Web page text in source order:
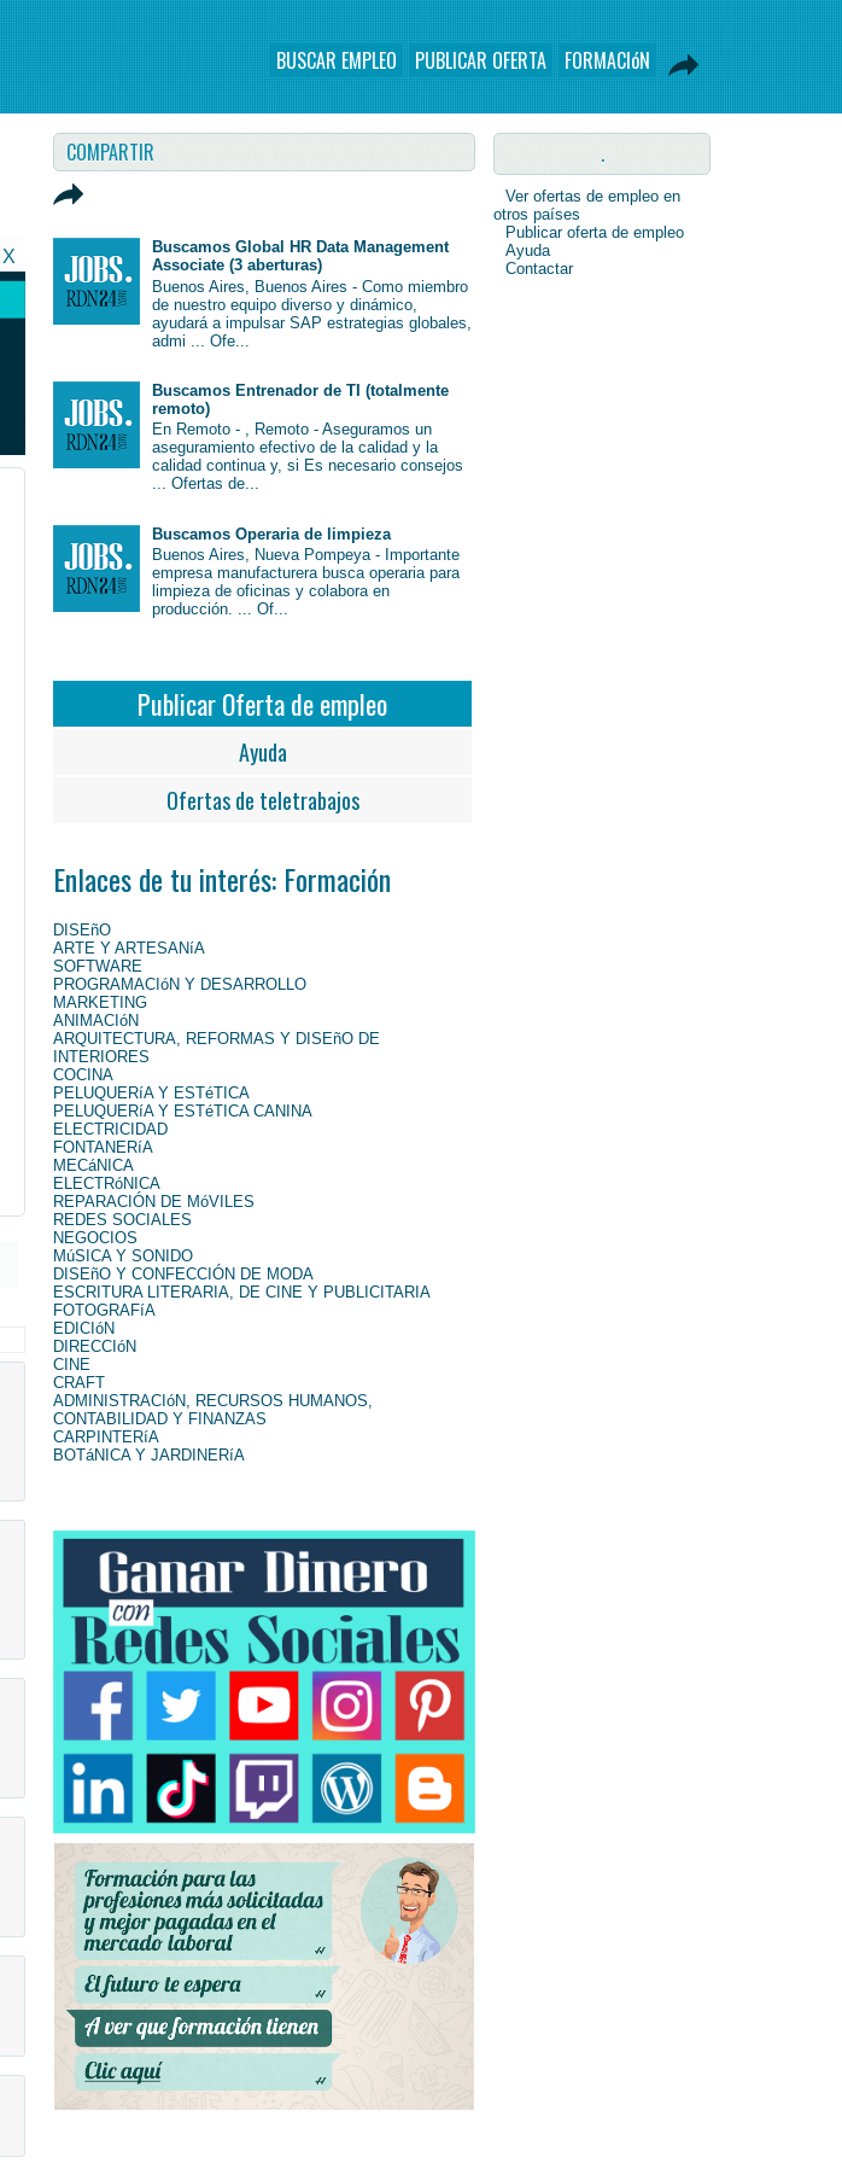
BUSCAR EMPLEO PUBLICAR OFERTA FORMACIóN
X
COMPARTIR
Buscamos Global HR Data Management
Associate (3 aberturas)
Buenos Aires, Buenos Aires - Como miembro
de nuestro equipo diverso y dinámico,
ayudará a impulsar SAP estrategias globales,
admi ... Ofe...
Buscamos Entrenador de TI (totalmente
remoto)
En Remoto - , Remoto - Aseguramos un
aseguramiento efectivo de la calidad y la
calidad continua y, si Es necesario consejos
... Ofertas de...
Buscamos Operaria de limpieza
Buenos Aires, Nueva Pompeya - Importante
empresa manufacturera busca operaria para
limpieza de oficinas y colabora en
producción. ... Of...
Publicar Oferta de empleo
Ayuda
Ofertas de teletrabajos
Enlaces de tu interés: Formación
DISEñO
ARTE Y ARTESANíA
SOFTWARE
PROGRAMACIóN Y DESARROLLO
MARKETING
ANIMACIóN
ARQUITECTURA, REFORMAS Y DISEñO DE
INTERIORES
COCINA
PELUQUERíA Y ESTéTICA
PELUQUERíA Y ESTéTICA CANINA
ELECTRICIDAD
FONTANERíA
MECáNICA
ELECTRóNICA
REPARACIÓN DE MóVILES
REDES SOCIALES
NEGOCIOS
MúSICA Y SONIDO
DISEñO Y CONFECCIÓN DE MODA
ESCRITURA LITERARIA, DE CINE Y PUBLICITARIA
FOTOGRAFíA
EDICIóN
DIRECCIóN
CINE
CRAFT
ADMINISTRACIóN, RECURSOS HUMANOS,
CONTABILIDAD Y FINANZAS
CARPINTERíA
BOTáNICA Y JARDINERíA
.
Ver ofertas de empleo en
otros países
Publicar oferta de empleo
Ayuda
Contactar